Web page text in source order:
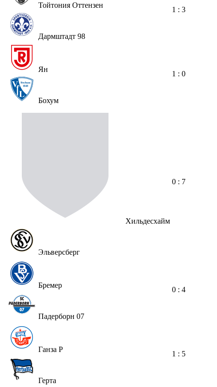
Тойтония Оттензен
Дармштадт 98
1 : 3
Ян
Бохум
1 : 0
Хильдесхайм
Эльверсберг
0 : 7
Бремер
Падерборн 07
0 : 4
Ганза Р
Герта
1 : 5